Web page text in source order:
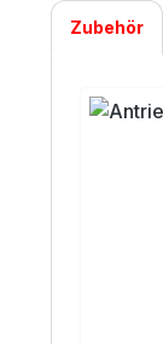
Zubehör